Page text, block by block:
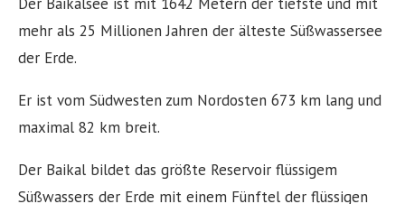
mehr als 25 Millionen Jahren der älteste Süßwassersee
der Erde.
Er ist vom Südwesten zum Nordosten 673 km lang und
maximal 82 km breit.
Der Baikal bildet das größte Reservoir flüssigem
Süßwassers der Erde mit einem Fünftel der flüssigen